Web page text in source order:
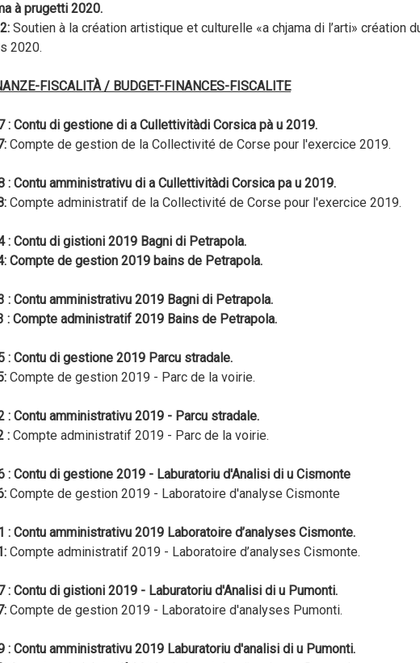
à prugetti 2020.
Soutien à la création artistique et culturelle «a chjama di l’arti» création
2020.
FISCALITÀ / BUDGET-FINANCES-FISCALITE
: Contu di gestione di a Cullettivitàdi Corsica pà u 2019.
Compte de gestion de la Collectivité de Corse pour l'exercice 2019.
: Contu amministrativu di a Cullettivitàdi Corsica pa u 2019.
Compte administratif de la Collectivité de Corse pour l'exercice 2019.
: Contu di gistioni 2019 Bagni di Petrapola.
Compte de gestion 2019 bains de Petrapola.
: Contu amministrativu 2019 Bagni di Petrapola.
: Compte administratif 2019 Bains de Petrapola.
: Contu di gestione 2019 Parcu stradale.
Compte de gestion 2019 - Parc de la voirie.
: Contu amministrativu 2019 - Parcu stradale.
: Compte administratif 2019 - Parc de la voirie.
: Contu di gestione 2019 - Laburatoriu d'Analisi di u Cismonte
Compte de gestion 2019 - Laboratoire d'analyse Cismonte
: Contu amministrativu 2019 Laboratoire d’analyses Cismonte.
Compte administratif 2019 - Laboratoire d’analyses Cismonte.
: Contu di gistioni 2019 - Laburatoriu d'Analisi di u Pumonti.
Compte de gestion 2019 - Laboratoire d'analyses Pumonti.
: Contu amministrativu 2019 Laburatoriu d'analisi di u Pumonti.